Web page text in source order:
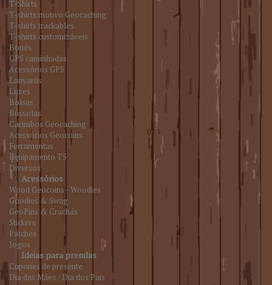
T-Shirts
T-shirts motivo Geocaching
T-shirts trackables
T-shirts customizáveis
Bonés
GPS caminhadas
Acessórios GPS
Lanyards
Luzes
Bolsas
Bússolas
Carimbos Geocaching
Acessórios Geocoins
Ferramentas
Equipamento T5
Diversos
Acessórios
Wood Geocoins - Woodies
Goodies & Swag
GeoPins & Crachás
Stickers
Patches
Jogos
Ideias para prendas
Cupones de presente
Dia das Mães / Dia dos Pais